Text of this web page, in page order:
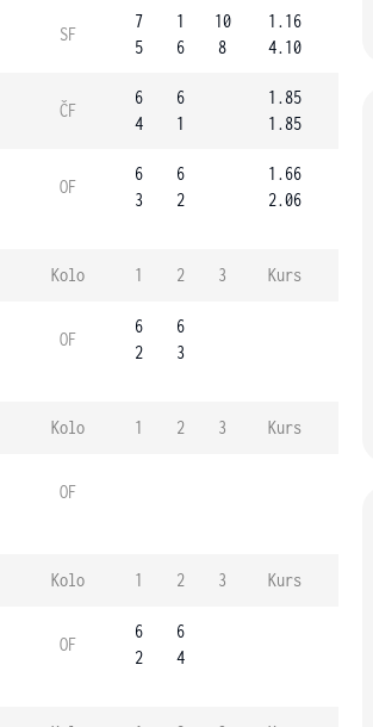
SF
7
5
1
6
10
8
1.16
4.10
ČF
6
4
6
1
1.85
1.85
OF
6
3
6
2
1.66
2.06
Kolo 1 2 3 Kurs
OF
6
2
6
3
Kolo 1 2 3 Kurs
OF
Kolo 1 2 3 Kurs
OF
6
2
6
4